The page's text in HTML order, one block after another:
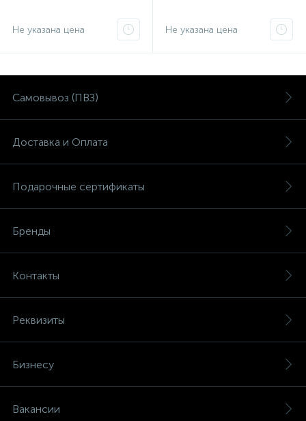
Не указана цена Не указана цена
Самовывоз (ПВЗ)
Доставка и Оплата
Подарочные сертификаты
Бренды
Контакты
Реквизиты
Бизнесу
Вакансии